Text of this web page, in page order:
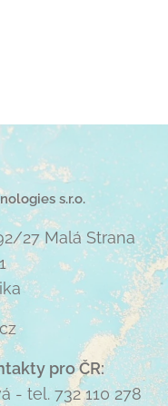
s.r.o.
27 Malá Strana
pro ČR:
- tel. 732 110 278